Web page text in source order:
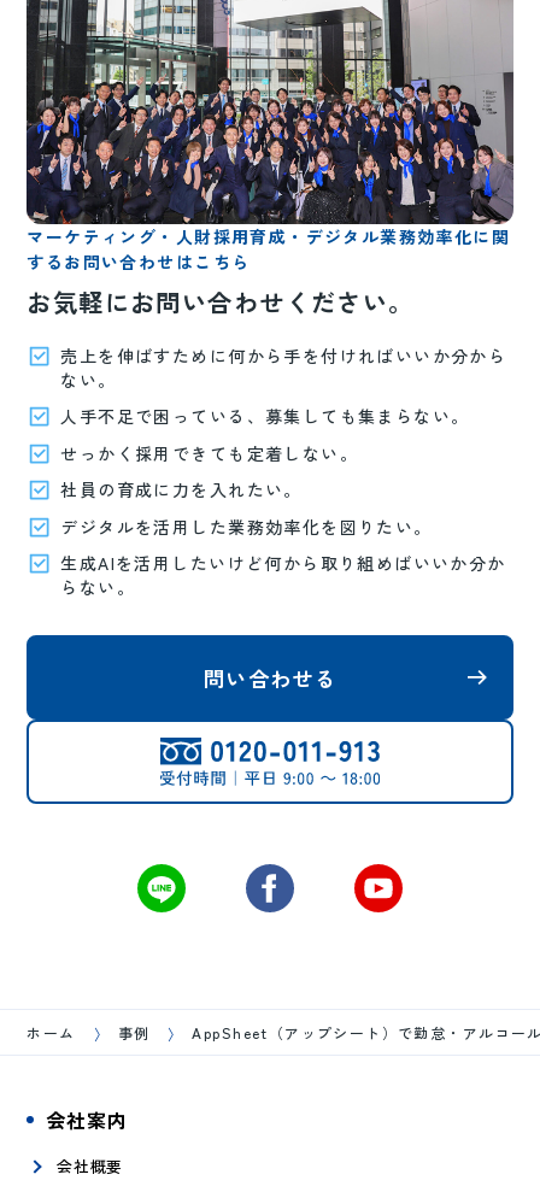
マーケティング・人財採用育成・デジタル業務効率化に関
するお問い合わせはこちら
お気軽にお問い合わせください。
売上を伸ばすために何から手を付ければいいか分から
ない。
人手不足で困っている、募集しても集まらない。
せっかく採用できても定着しない。
社員の育成に力を入れたい。
デジタルを活用した業務効率化を図りたい。
生成AIを活用したいけど何から取り組めばいいか分か
らない。
問い合わせる
ホーム 事例 AppSheet（アップシート）で勤怠・アルコー
会社案内
会社概要